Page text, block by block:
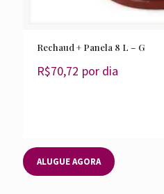
Rechaud + Panela 8 L – G
R$70,72 por dia
ALUGUE AGORA